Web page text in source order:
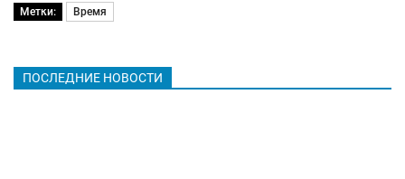
Метки: Время
ПОСЛЕДНИЕ НОВОСТИ